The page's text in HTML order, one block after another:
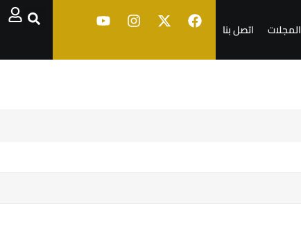
المجلات اتصل بنا